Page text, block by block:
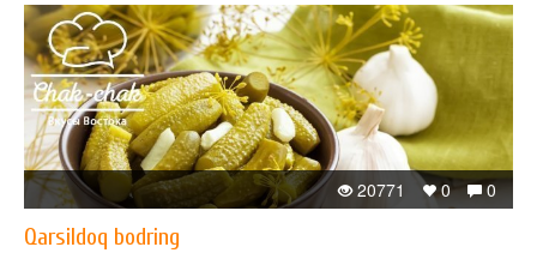
0
0
20771
Qarsildoq bodring